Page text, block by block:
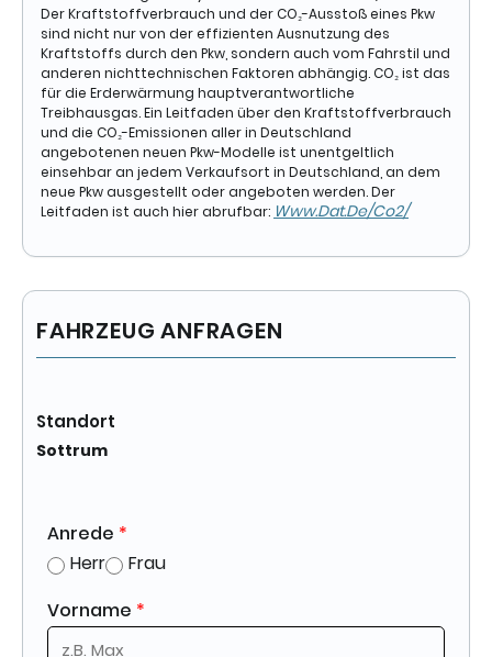
Leuchtweitenregelung, Make-up-Spiegel links, Make-
up-Spiegel rechts, Motor 2,0 Ltr. - 75 kW TDI, Radstand
3000 mm, Reifendruck-Kontrollsystem,
Schadstoffarm nach Abgasnorm Euro 5,
Scheinwerfer H4, Schiebetür Lade-/Fahrgastraum
links entfällt, Schiebetür Lade-/Fahrgastraum rechts,
Seitenairbag / Kopfairbag vorn, Sitzbezug /
Polsterung: Stoff, Sitze im Lade-/FG-Raum: 2.Reihe,
3er-Sitzbank, Stahlfelgen 7x17, Stoßfänger in
Wagenfarbe, Warnanlage für Sicherheitsgurt
Der Kraftstoffverbrauch und der CO₂-Ausstoß eines Pkw
sind nicht nur von der effizienten Ausnutzung des
Kraftstoffs durch den Pkw, sondern auch vom Fahrstil und
anderen nichttechnischen Faktoren abhängig. CO₂ ist das
für die Erderwärmung hauptverantwortliche
Treibhausgas. Ein Leitfaden über den Kraftstoffverbrauch
und die CO₂-Emissionen aller in Deutschland
angebotenen neuen Pkw-Modelle ist unentgeltlich
einsehbar an jedem Verkaufsort in Deutschland, an dem
neue Pkw ausgestellt oder angeboten werden. Der
Leitfaden ist auch hier abrufbar: Www.dat.de/co2/
FAHRZEUG ANFRAGEN
Standort
Sottrum
Anrede *
Herr
Frau
Vorname *